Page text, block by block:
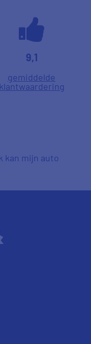
9,1
gemiddelde
klantwaardering
kan mijn auto